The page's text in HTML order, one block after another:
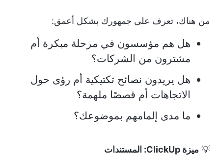
من هناك، تعرف على جمهورك بشكل أعمق:
هل هم مؤسسون في مرحلة مبكرة أم
مشترون من الشركات؟
هل يريدون نصائح تكتيكية أم رؤى حول
الاتجاهات أم قصصًا ملهمة؟
ما مدى إلمامهم بموضوعك؟
💡 ميزة ClickUp: المستندات